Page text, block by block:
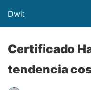
Dwit
Certificado
tendencia